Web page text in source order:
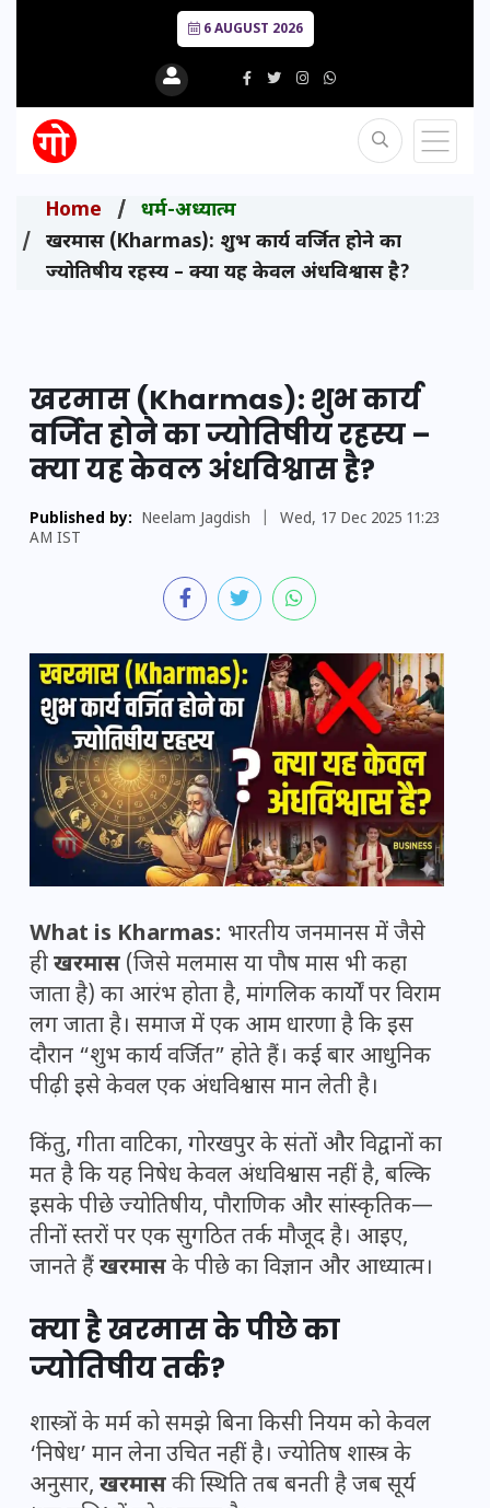
6 AUGUST 2026
Home
धर्म-अध्यात्म
खरमास (Kharmas): शुभ कार्य वर्जित होने का
ज्योतिषीय रहस्य – क्या यह केवल अंधविश्वास है?
खरमास (Kharmas): शुभ कार्य
वर्जित होने का ज्योतिषीय रहस्य –
क्या यह केवल अंधविश्वास है?
Published by: Neelam Jagdish
Wed, 17 Dec 2025 11:23
AM IST
What is Kharmas: भारतीय जनमानस में जैसे
हीखरमास (जिसे मलमास या पौष मास भी कहा
जाता है) का आरंभ होता है, मांगलिक कार्यों पर विराम
लग जाता है। समाज में एक आम धारणा है कि इस
दौरान “शुभ कार्य वर्जित” होते हैं। कई बार आधुनिक
पीढ़ी इसे केवल एक अंधविश्वास मान लेती है।
किंतु, गीता वाटिका, गोरखपुर के संतों और विद्वानों का
मत है कि यह निषेध केवल अंधविश्वास नहीं है, बल्कि
इसके पीछे ज्योतिषीय, पौराणिक और सांस्कृतिक—
तीनों स्तरों पर एक सुगठित तर्क मौजूद है। आइए,
जानते हैंखरमासके पीछे का विज्ञान और आध्यात्म।
क्या है खरमास के पीछे का
ज्योतिषीय तर्क?
शास्त्रों के मर्म को समझे बिना किसी नियम को केवल
‘निषेध’ मान लेना उचित नहीं है। ज्योतिष शास्त्र के
अनुसार, खरमासकी स्थिति तब बनती है जब सूर्य